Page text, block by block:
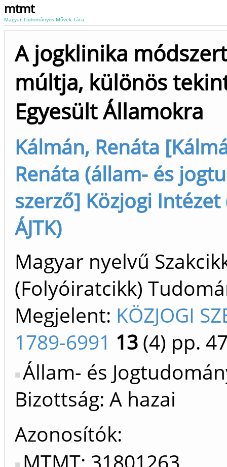
mtmt
Magyar Tudományos Művek Tára
A jogklinika
múltja, különös
Egyesült Államokra
Kálmán, Renáta
Renáta (állam- és
szerző] Közjogi Intézet
ÁJTK)
Magyar nyelvű
(Folyóiratcikk)
Megjelent: KÖZJOGI
1789-6991 13 (4) pp.
Állam- és
Bizottság: A hazai
Azonosítók